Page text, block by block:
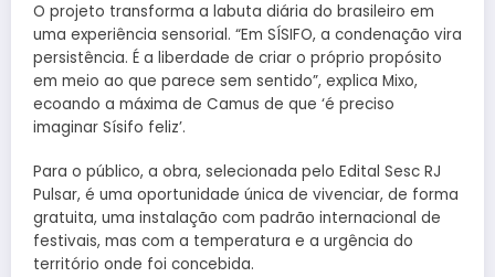
O projeto transforma a labuta diária do brasileiro em
uma experiência sensorial. “Em SÍSIFO, a condenação vira
persistência. É a liberdade de criar o próprio propósito
em meio ao que parece sem sentido”, explica Mixo,
ecoando a máxima de Camus de que ‘é preciso
imaginar Sísifo feliz’.
Para o público, a obra, selecionada pelo Edital Sesc RJ
Pulsar, é uma oportunidade única de vivenciar, de forma
gratuita, uma instalação com padrão internacional de
festivais, mas com a temperatura e a urgência do
território onde foi concebida.